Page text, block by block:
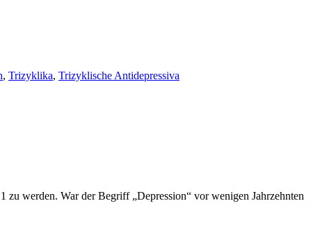
, Trizyklika, Trizyklische Antidepressiva
werden. War der Begriff „Depression“ vor wenigen Jahrzehnten